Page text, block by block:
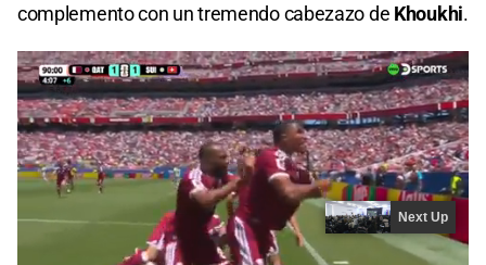
complemento con un tremendo cabezazo de Khoukhi.